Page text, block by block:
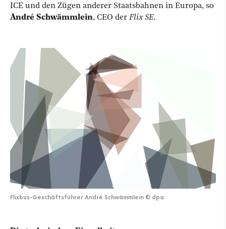
ICE und den Zügen anderer Staatsbahnen in Europa, so
André Schwämmlein, CEO der Flix SE.
Flixbus-Geschäftsführer André Schwämmlein © dpa